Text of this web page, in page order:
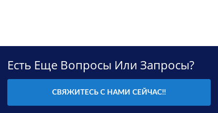
Есть Еще Вопросы Или Запросы?
СВЯЖИТЕСЬ С НАМИ СЕЙЧАС!!